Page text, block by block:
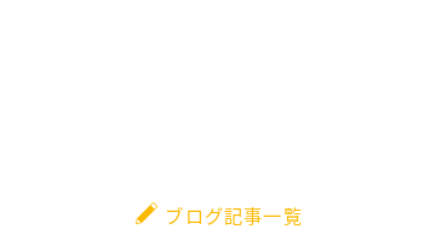
ブログ記事一覧